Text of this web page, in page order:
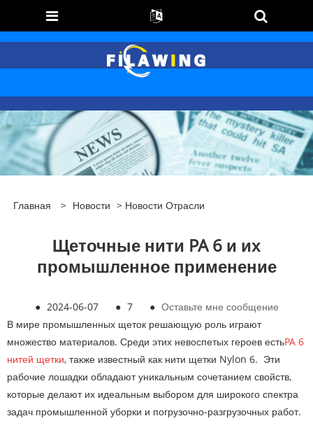
Главная > Новости > Новости Отрасли
Щеточные нити PA 6 и их
промышленное применение
● 2024-06-07 ● 7 ● Оставьте мне сообщение
В мире промышленных щеток решающую роль играют
множество материалов. Среди этих невоспетых героев естьPA 6
нитей щетки, также известный как нити щетки Nylon 6. Эти
рабочие лошадки обладают уникальным сочетанием свойств,
которые делают их идеальным выбором для широкого спектра
задач промышленной уборки и погрузочно-разгрузочных работ.